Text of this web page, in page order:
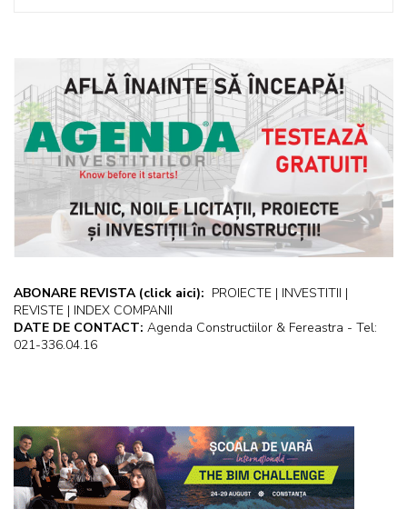
ABONARE REVISTA (click aici): PROIECTE | INVESTITII |
REVISTE | INDEX COMPANII
DATE DE CONTACT: Agenda Constructiilor & Fereastra - Tel:
021-336.04.16